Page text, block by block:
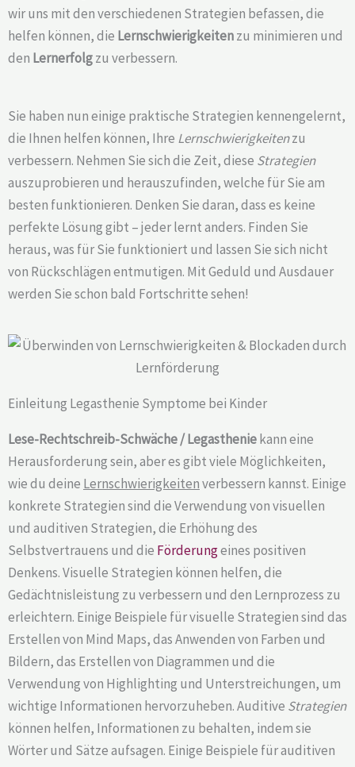
wir uns mit den verschiedenen Strategien befassen, die
helfen können, die Lernschwierigkeitenzu minimieren und
den Lernerfolgzu verbessern.
Sie haben nun einige praktische Strategien kennengelernt,
die Ihnen helfen können, Ihre Lernschwierigkeitenzu
verbessern. Nehmen Sie sich die Zeit, diese Strategien
auszuprobieren und herauszufinden, welche für Sie am
besten funktionieren. Denken Sie daran, dass es keine
perfekte Lösung gibt – jeder lernt anders. Finden Sie
heraus, was für Sie funktioniert und lassen Sie sich nicht
von Rückschlägen entmutigen. Mit Geduld und Ausdauer
werden Sie schon bald Fortschritte sehen!
Einleitung Legasthenie Symptome bei Kinder
Lese-Rechtschreib-Schwäche / Legastheniekann eine
Herausforderung sein, aber es gibt viele Möglichkeiten,
wie du deine Lernschwierigkeitenverbessern kannst. Einige
konkrete Strategien sind die Verwendung von visuellen
und auditiven Strategien, die Erhöhung des
Selbstvertrauens und die Förderungeines positiven
Denkens. Visuelle Strategien können helfen, die
Gedächtnisleistung zu verbessern und den Lernprozess zu
erleichtern. Einige Beispiele für visuelle Strategien sind das
Erstellen von Mind Maps, das Anwenden von Farben und
Bildern, das Erstellen von Diagrammen und die
Verwendung von Highlighting und Unterstreichungen, um
wichtige Informationen hervorzuheben. Auditive Strategien
können helfen, Informationen zu behalten, indem sie
Wörter und Sätze aufsagen. Einige Beispiele für auditiven